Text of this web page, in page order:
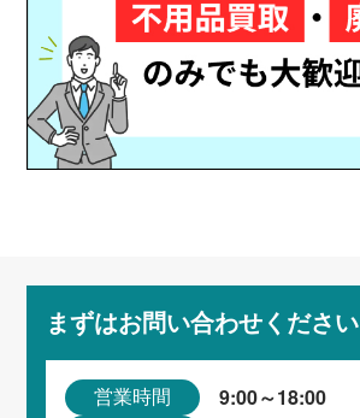
まずはお問い合わせください
営業時間 9:00～18:00